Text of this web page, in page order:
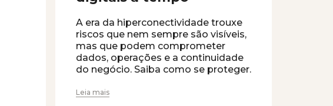
A era da hiperconectividade trouxe
riscos que nem sempre são visíveis,
mas que podem comprometer
dados, operações e a continuidade
do negócio. Saiba como se proteger.
Leia mais